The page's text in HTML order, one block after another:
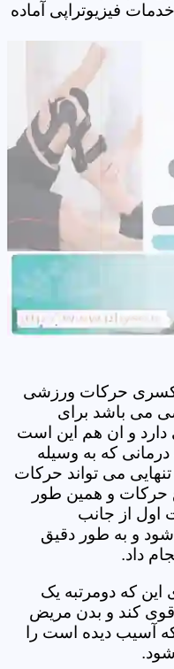
فیزیوتراپی آماده
یکسری حرکات ورزشی
می باشد برای
دارد و ان هم این است
که به وسیله
می تواند حرکات
حرکات و همین طور
اول از جانب
شود و به طور دقیق
داد.
این که دومرتبه یک
کند و بدن مریض
آسیب دیده است را